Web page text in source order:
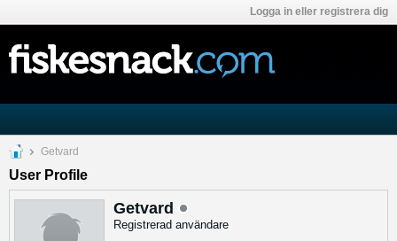
Logga in eller registrera dig
Getvard
User Profile
Getvard
Registrerad användare